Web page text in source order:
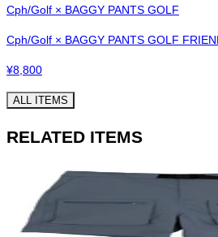
Cph/Golf × BAGGY PANTS GOLF
Cph/Golf × BAGGY PANTS GOLF
¥8,800
ALL ITEMS
RELATED ITEMS